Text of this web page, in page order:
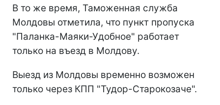
В то же время, Таможенная служба
Молдовы отметила, что пункт пропуска
"Паланка-Маяки-Удобное" работает
только на въезд в Молдову.
Выезд из Молдовы временно возможен
только через КПП "Тудор-Старокозаче".